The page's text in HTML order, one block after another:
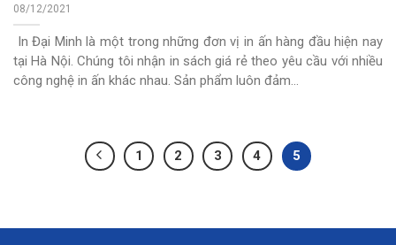
08/12/2021
In Đại Minh là một trong những đơn vị in ấn hàng đầu hiện nay
tại Hà Nội. Chúng tôi nhận in sách giá rẻ theo yêu cầu với nhiều
công nghệ in ấn khác nhau. Sản phẩm luôn đảm...
1 2 3 4 5